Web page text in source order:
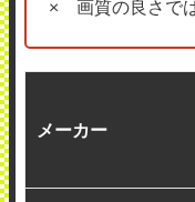
× 画質の良さで
メーカー